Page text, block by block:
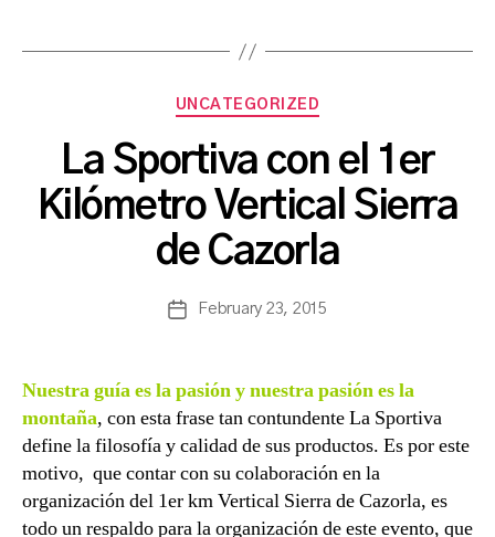
Categories
UNCATEGORIZED
La Sportiva con el 1er
Kilómetro Vertical Sierra
de Cazorla
Post
B
y
s
n
b
PostFebruary 23, 2015
Nuestra guía es la pasión y nuestra pasión es la
montaña, con esta frase tan contundente La Sportiva
define la filosofía y calidad de sus productos. Es por este
motivo, que contar con su colaboración en la
organización del 1er km Vertical Sierra de Cazorla, es
todo un respaldo para la organización de este evento, que